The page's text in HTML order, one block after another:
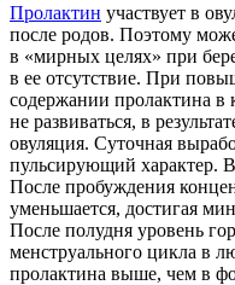
Пролактин участвует в
после родов. Поэтому
в «мирных целях» при
в ее отсутствие. При
содержании пролактина
не развиваться, в
овуляция. Суточная
пульсирующий характер.
После пробуждения
уменьшается, достигая
После полудня уровень
менструального цикла в
пролактина выше, чем в